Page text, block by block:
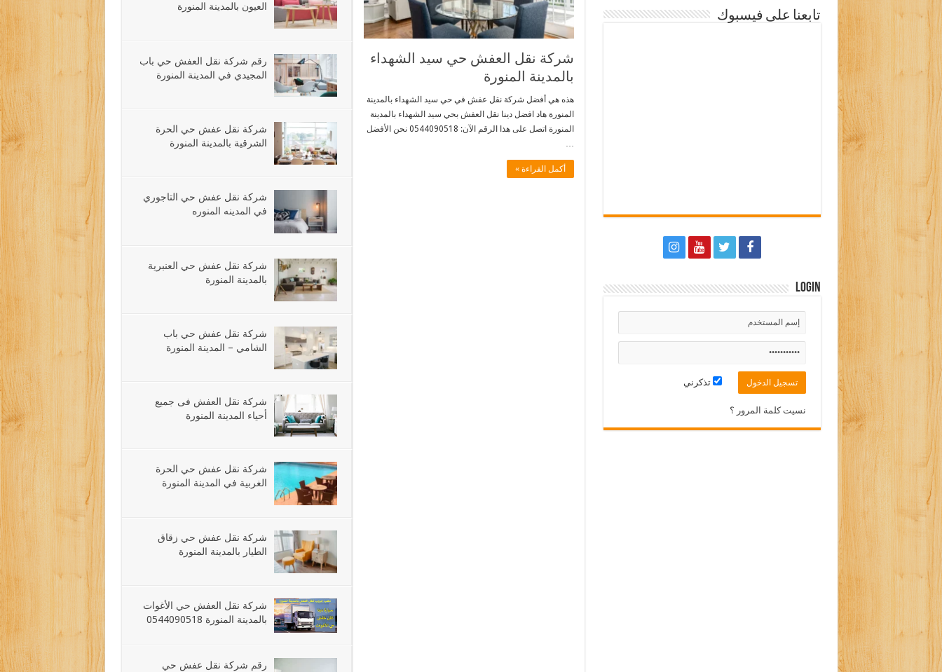
شركة نقل العفش حي سيد الشهداء
بالمدينة المنورة
هذه هي أفضل شركة نقل عفش في حي سيد الشهداء بالمدينة
المنورة هاد افضل دينا نقل العفش بحي سيد الشهداء بالمدينة
المنورة اتصل على هذا الرقم الآن: 0544090518 نحن الأفضل
…
أكمل القراءة »
العيون بالمدينة المنورة
رقم شركة نقل العفش حي باب
المجيدي في المدينة المنورة
شركة نقل عفش حي الحرة
الشرقية بالمدينة المنورة
شركة نقل عفش حي التاجوري
في المدينه المنوره
شركة نقل عفش حي العنبرية
بالمدينة المنورة
شركة نقل عفش حي باب
الشامي – المدينة المنورة
شركة نقل العفش فى جميع
أحياء المدينة المنورة
شركة نقل عفش حي الحرة
الغربية في المدينة المنورة
شركة نقل عفش حي زقاق
الطيار بالمدينة المنورة
شركة نقل العفش حي الأغوات
بالمدينة المنورة 0544090518
رقم شركة نقل عفش حي
تابعنا على فيسبوك
Login
تذكرني
نسيت كلمة المرور ؟